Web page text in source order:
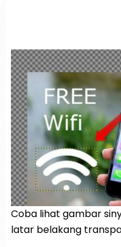
Coba lihat gambar
latar belakang